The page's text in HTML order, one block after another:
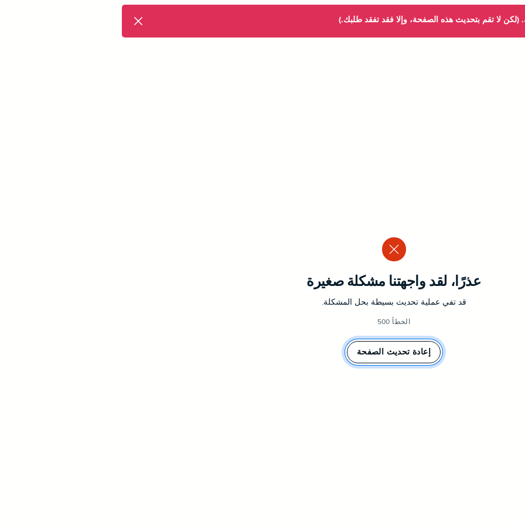
(لكن لا تقم بتحديث هذه الصفحة، وإلا فقد تفقد طلبك.)
عذرًا، لقد واجهتنا مشكلة صغيرة
قد تفي عملية تحديث بسيطة بحل المشكلة.
الخطأ 500
إعادة تحديث الصفحة